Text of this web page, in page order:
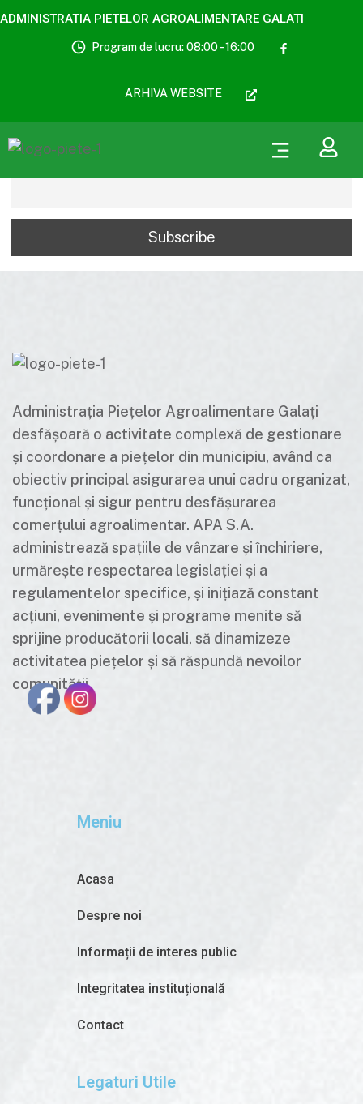
ADMINISTRATIA PIETELOR AGROALIMENTARE GALATI
Program de lucru: 08:00 - 16:00
ARHIVA WEBSITE
Email
Administrația Piețelor Agroalimentare Galați
desfășoară o activitate complexă de gestionare
și coordonare a piețelor din municipiu, având ca
obiectiv principal asigurarea unui cadru organizat,
funcțional și sigur pentru desfășurarea
comerțului agroalimentar. APA S.A.
administrează spațiile de vânzare și închiriere,
urmărește respectarea legislației și a
regulamentelor specifice, și inițiază constant
acțiuni, evenimente și programe menite să
sprijine producătorii locali, să dinamizeze
activitatea piețelor și să răspundă nevoilor
comunității.
Meniu
Acasa
Despre noi
Informații de interes public
Integritatea instituțională
Contact
Legaturi Utile